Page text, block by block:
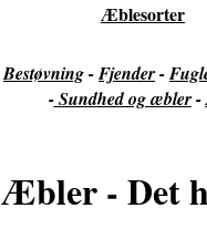
Æblesorter
Bestøvning-Fjender-
-Sundhed og æbler-
Æbler - Det